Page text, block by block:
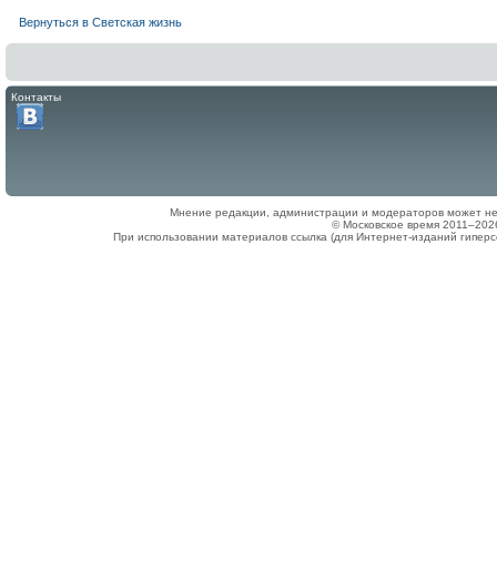
Вернуться в Светская жизнь
Контакты
Мнение редакции, администрации и модераторов может
© Московское время
При использовании материалов ссылка (для Интернет-изданий